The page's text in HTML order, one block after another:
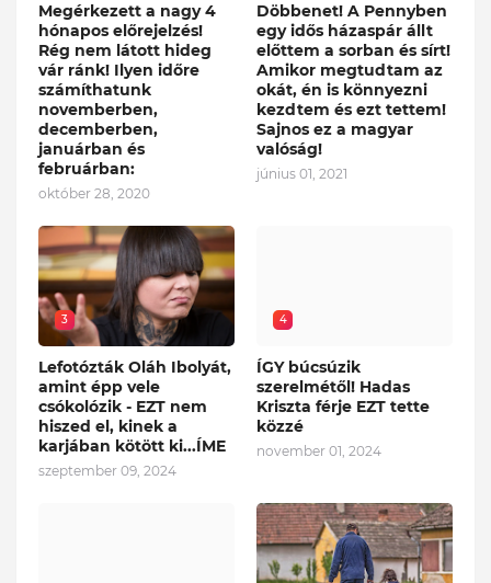
Megérkezett a nagy 4
hónapos előrejelzés!
Rég nem látott hideg
vár ránk! Ilyen időre
számíthatunk
novemberben,
decemberben,
januárban és
februárban:
október 28, 2020
Döbbenet! A Pennyben
egy idős házaspár állt
előttem a sorban és sírt!
Amikor megtudtam az
okát, én is könnyezni
kezdtem és ezt tettem!
Sajnos ez a magyar
valóság!
június 01, 2021
3
Lefotózták Oláh Ibolyát,
amint épp vele
csókolózik - EZT nem
hiszed el, kinek a
karjában kötött ki...ÍME
szeptember 09, 2024
4
ÍGY búcsúzik
szerelmétől! Hadas
Kriszta férje EZT tette
közzé
november 01, 2024